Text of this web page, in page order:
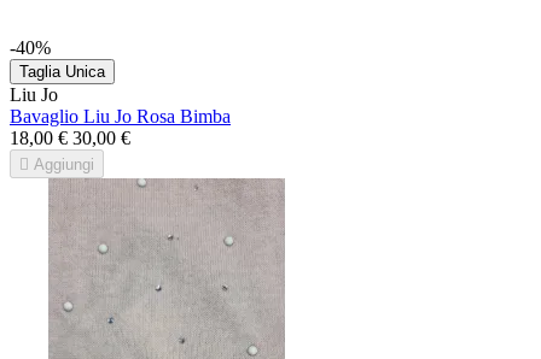
-40%
Taglia Unica
Liu Jo
Bavaglio Liu Jo Rosa Bimba
18,00 € 30,00 €
 Aggiungi